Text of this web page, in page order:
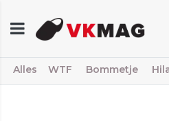
Alles WTF Bommetje